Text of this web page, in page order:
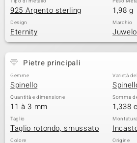
925 Argento sterling 1,98 g
Design
Eternity
Marchio
Juwelo
Pietre principali
Gemme
Spinello
Varietà
Quantità e dimensione
11 à 3 mm
Somma
1,338
Taglio
Taglio rotondo, smussato
Montatura
Colore Origine